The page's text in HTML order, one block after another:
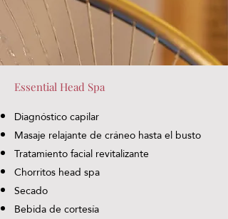
Essential Head Spa
Diagnóstico capilar
Masaje relajante de cráneo hasta el busto
Tratamiento facial revitalizante
Chorritos head spa
Secado
Bebida de cortesía